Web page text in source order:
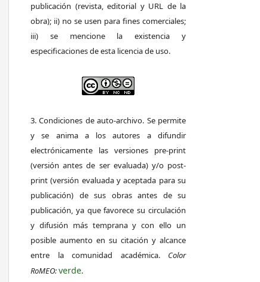
publicación (revista, editorial y URL de la
obra); ii) no se usen para fines comerciales;
iii) se mencione la existencia y
especificaciones de esta licencia de uso.
3. Condiciones de auto-archivo. Se permite
y se anima a los autores a difundir
electrónicamente las versiones pre-print
(versión antes de ser evaluada) y/o post-
print (versión evaluada y aceptada para su
publicación) de sus obras antes de su
publicación, ya que favorece su circulación
y difusión más temprana y con ello un
posible aumento en su citación y alcance
entre la comunidad académica. Color
RoMEO:verde.